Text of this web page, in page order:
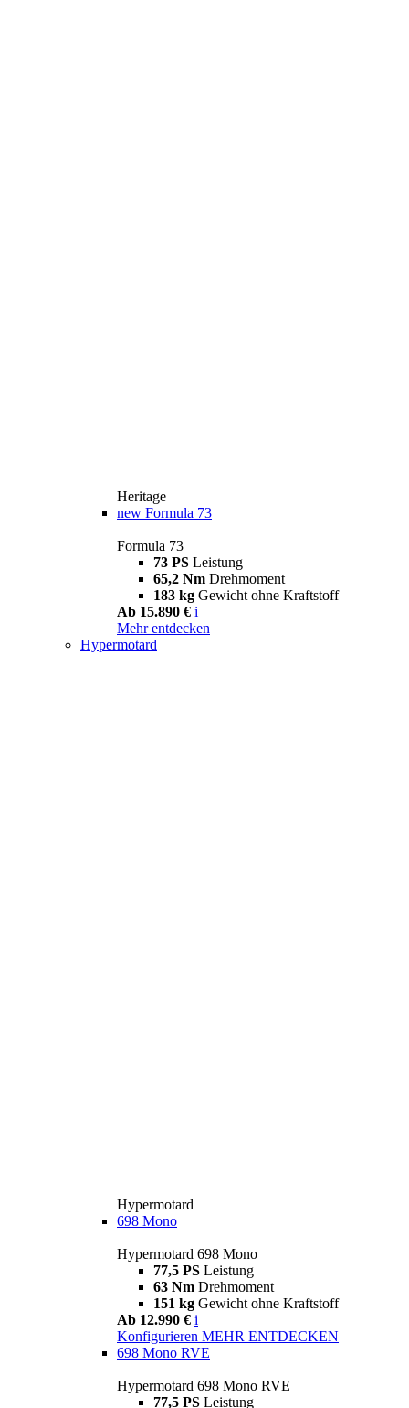
Heritage
new Formula 73
Formula 73
73 PS Leistung
65,2 Nm Drehmoment
183 kg Gewicht ohne Kraftstoff
Ab 15.890 € i
Mehr entdecken
Hypermotard
Hypermotard
698 Mono
Hypermotard 698 Mono
77,5 PS Leistung
63 Nm Drehmoment
151 kg Gewicht ohne Kraftstoff
Ab 12.990 € i
Konfigurieren MEHR ENTDECKEN
698 Mono RVE
Hypermotard 698 Mono RVE
77,5 PS Leistung